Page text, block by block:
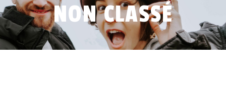
NON CLASSÉ